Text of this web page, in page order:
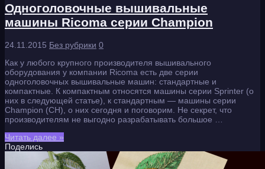
Одноголовочные вышивальные
машины Ricoma серии Champion
24.11.2015 Без рубрики 0
Как у любого крупного производителя вышивального
оборудования у компании Ricoma есть две серии
одноголовочных вышивальные машин: стандартные и
компактные. К компактным относятся машины серии Sprinter (о
них в следующей статье), к стандартным — машины серии
Champion (CH), о них сегодня и поговорим. Не секрет, что
производителям не выгодно разрабатывать большое …
Читать далее »
Поделись